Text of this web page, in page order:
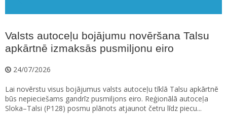
Valsts autoceļu bojājumu novēršana Talsu
apkārtnē izmaksās pusmiljonu eiro
24/07/2026
Lai novērstu visus bojājumus valsts autoceļu tīklā Talsu apkārtnē
būs nepieciešams gandrīz pusmiljons eiro. Reģionālā autoceļa
Sloka–Talsi (P128) posmu plānots atjaunot četru līdz piecu...